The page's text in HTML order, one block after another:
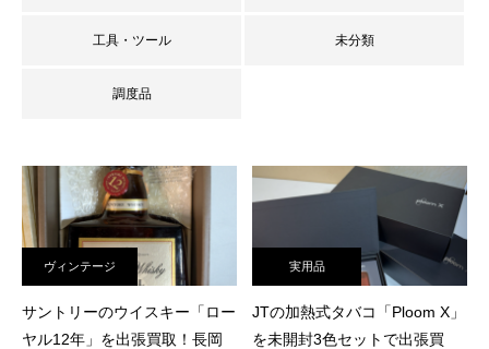
査定員ブログ
工具・ツール 未分類
調度品
ヴィンテージ
サントリーのウイスキー「ロー
ヤル12年」を出張買取！長岡
実用品
JTの加熱式タバコ「Ploom X」
を未開封3色セットで出張買